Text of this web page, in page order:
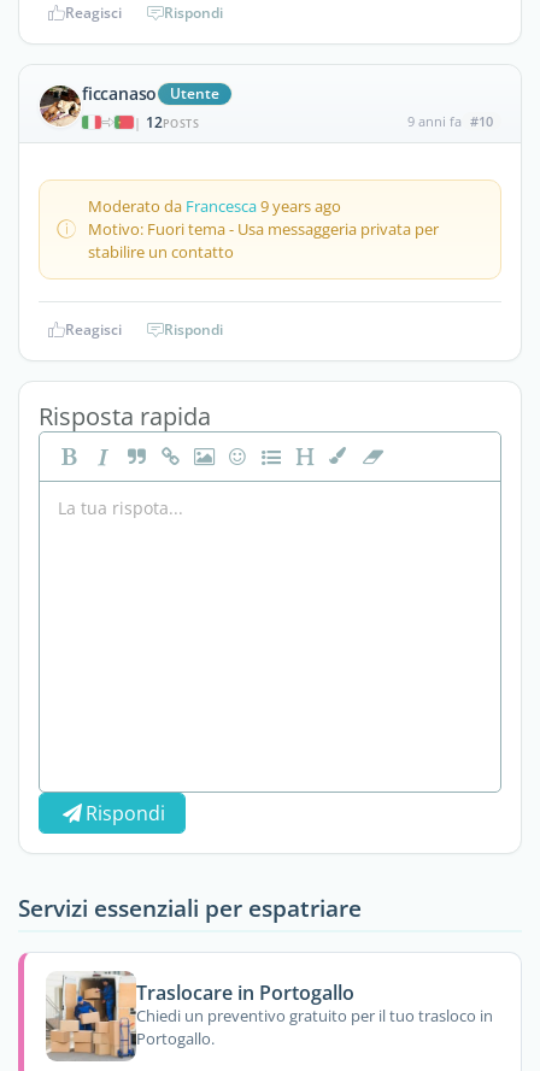
Reagisci Rispondi
ficcanaso Utente
| 12POSTS 9 anni fa #10
Moderato da Francesca9 years ago
Motivo: Fuori tema - Usa messaggeria privata per
stabilire un contatto
Reagisci Rispondi
Risposta rapida
Rispondi
Servizi essenziali per espatriare
Traslocare in Portogallo
Chiedi un preventivo gratuito per il tuo trasloco in
Portogallo.